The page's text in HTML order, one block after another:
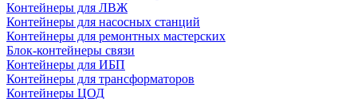
Контейнеры для ЛВЖ
Контейнеры для насосных станций
Контейнеры для ремонтных мастерских
Блок-контейнеры связи
Контейнеры для ИБП
Контейнеры для трансформаторов
Контейнеры ЦОД